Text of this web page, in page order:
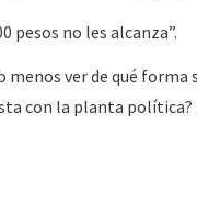
pesos no les alcanza”.
ver de qué forma
con la planta